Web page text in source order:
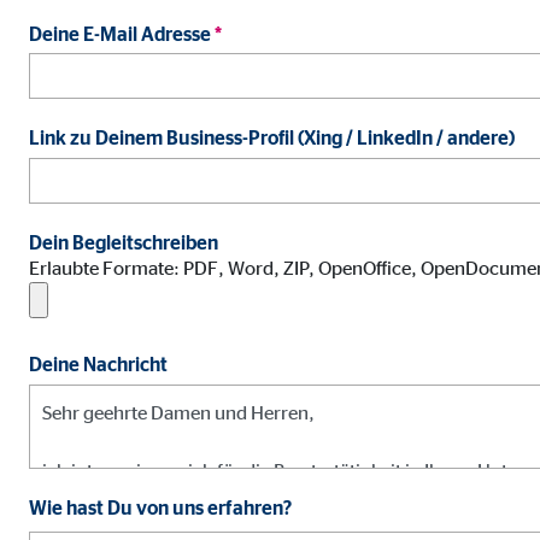
Deine E-Mail Adresse*
Link zu Deinem Business-Profil (Xing / LinkedIn / andere)
Dein Begleitschreiben
Erlaubte Formate: PDF, Word, ZIP, OpenOffice,
Deine Nachricht
Wie hast Du von uns erfahren?
Cookie Laufzeit: 24
ProvenExpert | Empfänger: OVB, Expert
Name:
Vimeo
Name: